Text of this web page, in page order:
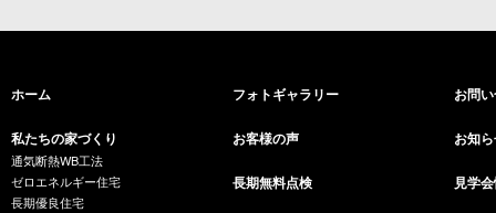
ホーム
私たちの家づくり
通気断熱WB工法
ゼロエネルギー住宅
長期優良住宅
フォトギャラリー
お客様の声
長期無料点検
お問
お知
見学